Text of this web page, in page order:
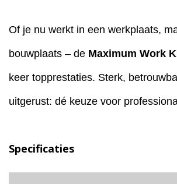
Of je nu werkt in een werkplaats,
bouwplaats – de Maximum Work
keer topprestaties. Sterk,
uitgerust: dé keuze voor
Specificaties